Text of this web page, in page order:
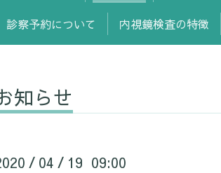
診察予約について 内視鏡検査の特徴
知らせ
/ 04 / 19 09:00